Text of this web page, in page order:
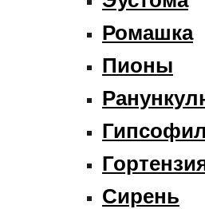
Ромашка
Пионы
Сирень